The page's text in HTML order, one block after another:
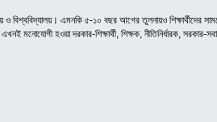
বিশ্ববিদ্যালয়। এমনকি ৫-১০ বছর আগের তুলনায়ও শিক্ষার্থীদের
মনোযোগী হওয়া দরকার-শিক্ষার্থী, শিক্ষক, নীতিনির্ধারক, সরকার-